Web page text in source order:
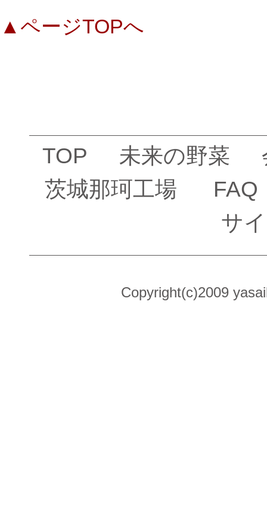
▲ページTOPへ
TOP 未来の野菜
茨城那珂工場
FAQ
サ
Copyright(c)2009